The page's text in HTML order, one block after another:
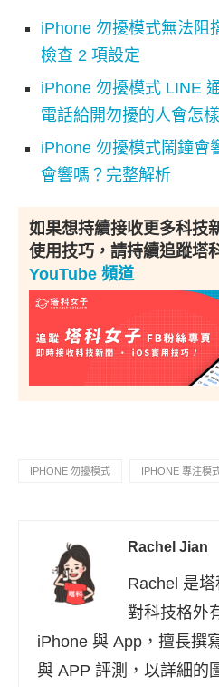
iPhone 勿擾模式無法阻
檢查 2 項設定
iPhone 勿擾模式 LINE
電話給開勿擾的人會怎
iPhone 勿擾模式鬧鐘會
會響嗎？完整解析
如果想持續接收更多科技
使用技巧，請持續追蹤塔
YouTube 頻道
IPHONE 勿擾模式 IPHONE 專注模
Rachel Jian
Rachel 是塔
對科技格外
iPhone 與 App，擅長撰
與 APP 評測，以詳細的